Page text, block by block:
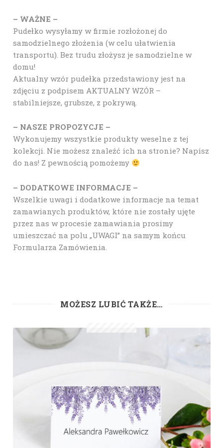
– WAŻNE –
Pudełko wysyłamy w firmie rozłożonej do
samodzielnego złożenia (w celu ułatwienia
transportu). Bez trudu złożysz je samodzielne w
domu!
Aktualny wzór pudełka przedstawiony jest na
zdjęciu z podpisem AKTUALNY WZÓR –
stabilniejsze, grubsze, z pokrywą.
– NASZE PROPOZYCJE –
Wykonujemy wszystkie produkty weselne z tej
kolekcji. Nie możesz znaleźć ich na stronie? Napisz
do nas! Z pewnością pomożemy
– DODATKOWE INFORMACJE –
Wszelkie uwagi i dodatkowe informacje na temat
zamawianych produktów, które nie zostały ujęte
przez nas w procesie zamawiania prosimy
umieszczać na polu „UWAGI” na samym końcu
Formularza Zamówienia.
MOŻESZ LUBIĆ TAKŻE…